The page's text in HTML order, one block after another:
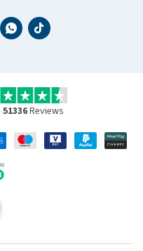
51336Reviews